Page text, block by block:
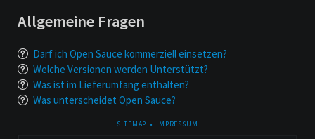
Allgemeine Fragen
Darf ich Open Sauce kommerziell einsetzen?
Welche Versionen werden Unterstützt?
Was ist im Lieferumfang enthalten?
Was unterscheidet Open Sauce?
NAVIGATION
ÜBERSPRINGEN
SITEMAP IMPRESSUM